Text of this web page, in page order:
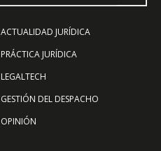
ACTUALIDAD JURÍDICA
PRÁCTICA JURÍDICA
LEGALTECH
GESTIÓN DEL DESPACHO
OPINIÓN